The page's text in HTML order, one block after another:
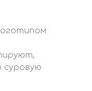
суровую